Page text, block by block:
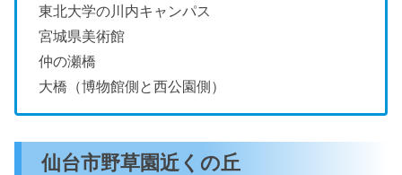
東北大学の川内キャンパス
宮城県美術館
仲の瀬橋
大橋（博物館側と西公園側）
仙台市野草園近くの丘